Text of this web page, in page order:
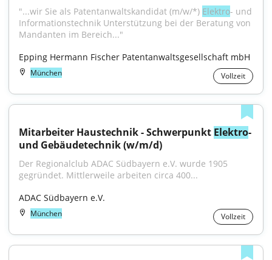
"...wir Sie als Patentanwaltskandidat (m/w/*) Elektro- und
Informationstechnik Unterstützung bei der Beratung von
Mandanten im Bereich..."
Epping Hermann Fischer Patentanwaltsgesellschaft mbH
München Vollzeit
Mitarbeiter Haustechnik - Schwerpunkt Elektro-
und Gebäudetechnik (w/m/d)
Der Regionalclub ADAC Südbayern e.V. wurde 1905
gegründet. Mittlerweile arbeiten circa 400...
ADAC Südbayern e.V.
München Vollzeit